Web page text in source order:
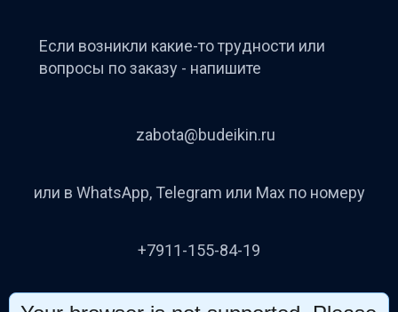
‌Если возникли какие-то трудности или
вопросы по заказу - напишите
zabota@budeikin.ru
или в WhatsApp, Telegram или Max по номеру
‌‌+7911-155-84-19